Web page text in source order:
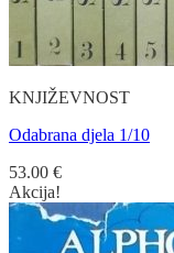
KNJIŽEVNOST
Odabrana djela 1/10
53.00 €
Akcija!